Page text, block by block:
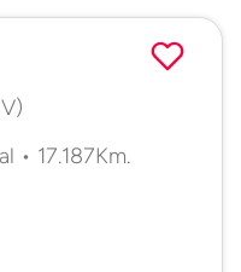
• 17.187Km.